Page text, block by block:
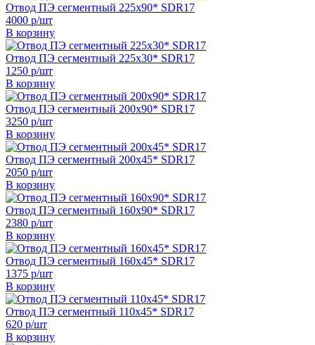
Отвод ПЭ сегментный 225х90* SDR17
4000 р/шт
В корзину
Отвод ПЭ сегментный 225х30* SDR17
1250 р/шт
В корзину
Отвод ПЭ сегментный 200х90* SDR17
3250 р/шт
В корзину
Отвод ПЭ сегментный 200х45* SDR17
2050 р/шт
В корзину
Отвод ПЭ сегментный 160х90* SDR17
2380 р/шт
В корзину
Отвод ПЭ сегментный 160х45* SDR17
1375 р/шт
В корзину
Отвод ПЭ сегментный 110х45* SDR17
620 р/шт
В корзину